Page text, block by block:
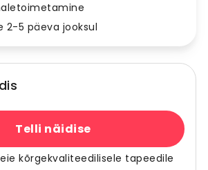
2-5 päeva jooksul
Telli näidise
kõrgekvaliteedilisele tapeedile